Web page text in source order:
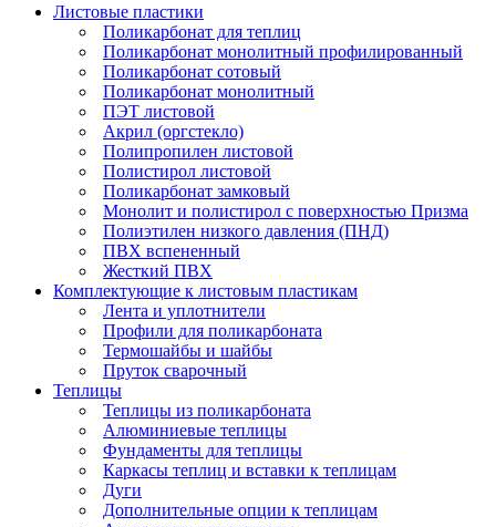
Листовые пластики
Поликарбонат для теплиц
Поликарбонат монолитный профилированный
Поликарбонат сотовый
Поликарбонат монолитный
ПЭТ листовой
Акрил (оргстекло)
Полипропилен листовой
Полистирол листовой
Поликарбонат замковый
Монолит и полистирол с поверхностью Призма
Полиэтилен низкого давления (ПНД)
ПВХ вспененный
Жесткий ПВХ
Комплектующие к листовым пластикам
Лента и уплотнители
Профили для поликарбоната
Термошайбы и шайбы
Пруток сварочный
Теплицы
Теплицы из поликарбоната
Алюминиевые теплицы
Фундаменты для теплицы
Каркасы теплиц и вставки к теплицам
Дуги
Дополнительные опции к теплицам